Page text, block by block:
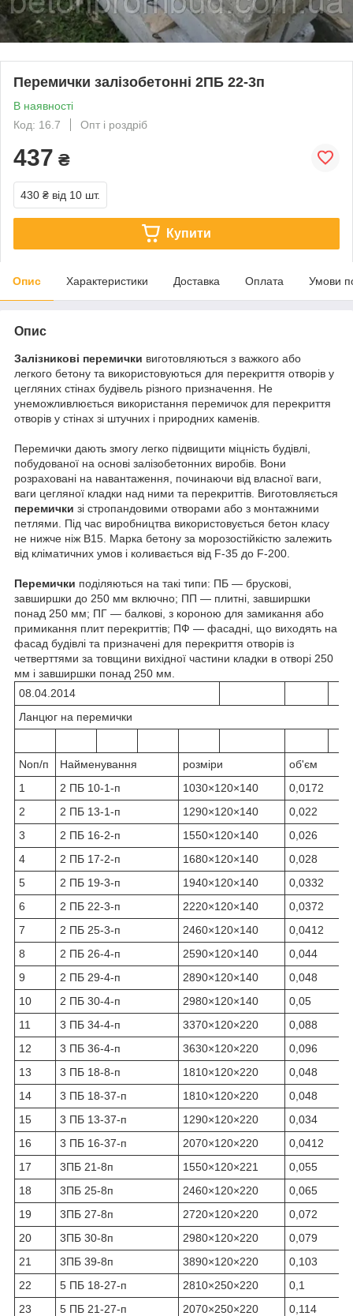
Перемички залізобетонні 2ПБ 22-3п
В наявності
Код: 16.7
Опт і роздріб
437 ₴
430 ₴ від 10 шт.
Купити
Опис Характеристики Доставка Оплата Умови
Опис
Залізникові перемички виготовляються з важкого або
легкого бетону та використовуються для перекриття отворів у
цегляних стінах будівель різного призначення. Не
унеможливлюється використання перемичок для перекриття
отворів у стінах зі штучних і природних каменів.
Перемички дають змогу легко підвищити міцність будівлі,
побудованої на основі залізобетонних виробів. Вони
розраховані на навантаження, починаючи від власної ваги,
ваги цегляної кладки над ними та перекриттів. Виготовляється
перемички зі стропандовими отворами або з монтажними
петлями. Під час виробництва використовується бетон класу
не нижче ніж В15. Марка бетону за морозостійкістю залежить
від кліматичних умов і коливається від F-35 до F-200.
Перемички поділяються на такі типи: ПБ — брускові,
завширшки до 250 мм включно; ПП — плитні, завширшки
понад 250 мм; ПГ — балкові, з короною для замикання або
примикання плит перекриттів; ПФ — фасадні, що виходять на
фасад будівлі та призначені для перекриття отворів із
четверттями за товщини вихідної частини кладки в отворі 250
мм і завширшки понад 250 мм.
08.04.2014
Ланцюг на перемички
Noп/п Найменування розміри
об'єм
1
2 ПБ 10-1-п 1030×120×140
0,0172
2
2 ПБ 13-1-п 1290×120×140
0,022
3
2 ПБ 16-2-п 1550×120×140
0,026
4
2 ПБ 17-2-п 1680×120×140
0,028
5
2 ПБ 19-3-п 1940×120×140
0,0332
6
2 ПБ 22-3-п 2220×120×140
0,0372
7
2 ПБ 25-3-п 2460×120×140
0,0412
8
2 ПБ 26-4-п 2590×120×140
0,044
9
2 ПБ 29-4-п 2890×120×140
0,048
10
2 ПБ 30-4-п 2980×120×140
0,05
11
3 ПБ 34-4-п 3370×120×220
0,088
12
3 ПБ 36-4-п 3630×120×220
0,096
13
3 ПБ 18-8-п 1810×120×220
0,048
14
3 ПБ 18-37-п 1810×120×220
0,048
15
3 ПБ 13-37-п 1290×120×220
0,034
16
3 ПБ 16-37-п 2070×120×220
0,0412
17
3ПБ 21-8п 1550×120×221
0,055
18
3ПБ 25-8п 2460×120×220
0,065
19
3ПБ 27-8п 2720×120×220
0,072
20
3ПБ 30-8п 2980×120×220
0,079
21
3ПБ 39-8п 3890×120×220
0,103
22
5 ПБ 18-27-п 2810×250×220
0,1
23
5 ПБ 21-27-п 2070×250×220
0,114